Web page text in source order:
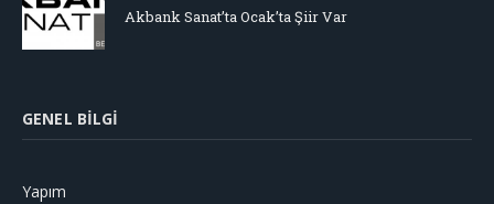
Akbank Sanat’ta Ocak’ta Şiir Var
GENEL BILGI
Yapım